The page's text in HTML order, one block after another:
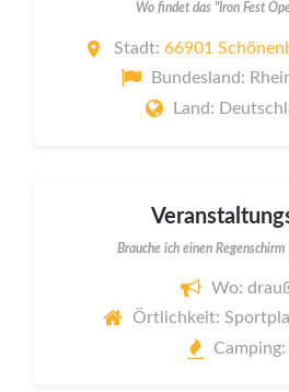
Wo findet das "Iron Fest
Stadt: 66901
Bundesland:
Land:
Brauche ich einen
Wo:
Örtlichkeit:
Camping: